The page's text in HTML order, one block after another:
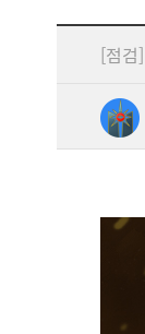
[점검]